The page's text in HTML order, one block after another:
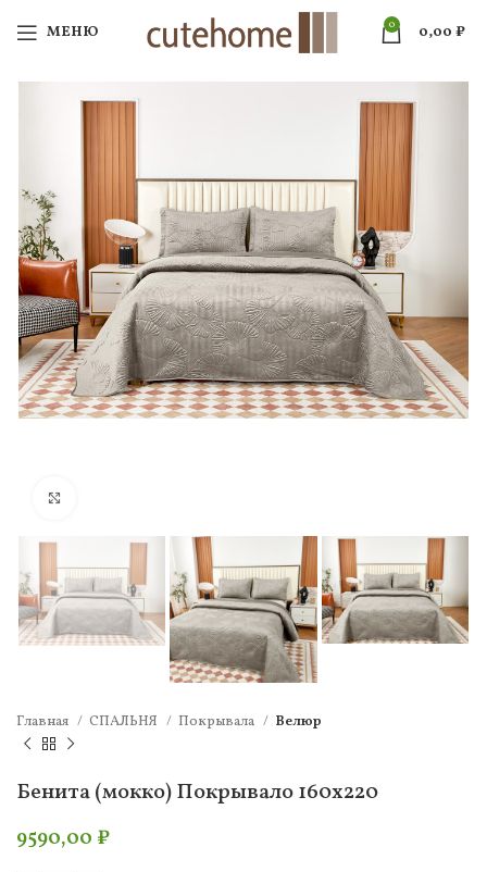
МЕНЮ 0 0,00 ₽
Главная СПАЛЬНЯ Покрывала Велюр
Бенита (мокко) Покрывало 160х220
9590,00 ₽